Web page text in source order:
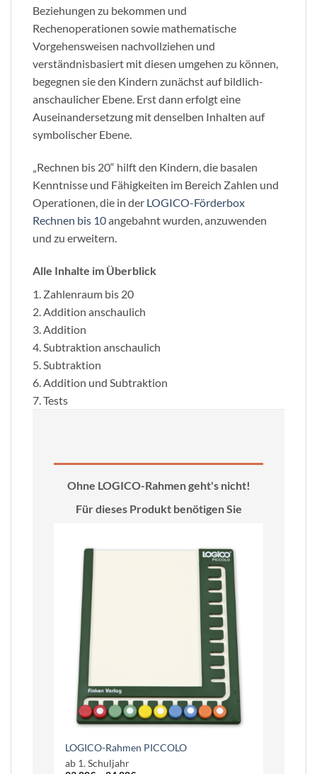
Beziehungen zu bekommen und
Rechenoperationen sowie mathematische
Vorgehensweisen nachvollziehen und
verständnisbasiert mit diesen umgehen zu können,
begegnen sie den Kindern zunächst auf bildlich-
anschaulicher Ebene. Erst dann erfolgt eine
Auseinandersetzung mit denselben Inhalten auf
symbolischer Ebene.
„Rechnen bis 20“ hilft den Kindern, die basalen
Kenntnisse und Fähigkeiten im Bereich Zahlen und
Operationen, die in der LOGICO-Förderbox
Rechnen bis 10angebahnt wurden, anzuwenden
und zu erweitern.
Alle Inhalte im Überblick
1. Zahlenraum bis 20
2. Addition anschaulich
3. Addition
4. Subtraktion anschaulich
5. Subtraktion
6. Addition und Subtraktion
7. Tests
Ohne LOGICO-Rahmen geht's nicht!
Für dieses Produkt benötigen Sie
LOGICO-Rahmen PICCOLO
ab 1. Schuljahr